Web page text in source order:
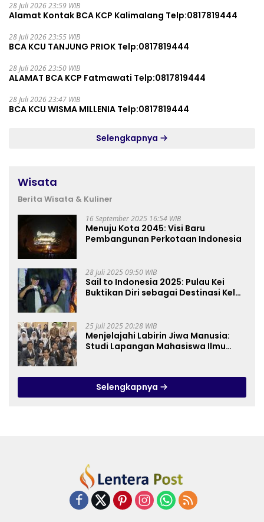
28 Juli 2026 23:59 WIB
Alamat Kontak BCA KCP Kalimalang Telp:0817819444
28 Juli 2026 23:55 WIB
BCA KCU TANJUNG PRIOK Telp:0817819444
28 Juli 2026 23:50 WIB
ALAMAT BCA KCP Fatmawati Telp:0817819444
28 Juli 2026 23:47 WIB
BCA KCU WISMA MILLENIA Telp:0817819444
Selengkapnya
Wisata
Berita Wisata & Kuliner
16 September 2025 16:54 WIB
Menuju Kota 2045: Visi Baru
Pembangunan Perkotaan Indonesia
28 Juli 2025 09:50 WIB
Sail to Indonesia 2025: Pulau Kei
Buktikan Diri sebagai Destinasi Kelas
25 Juli 2025 20:28 WIB
Menjelajahi Labirin Jiwa Manusia:
Studi Lapangan Mahasiswa Ilmu
Selengkapnya